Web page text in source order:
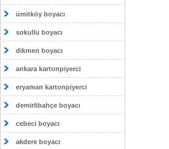
ümitköy boyacı
sokullu boyacı
dikmen boyacı
ankara kartonpiyerci
eryaman kartonpiyerci
demirlibahçe boyacı
cebeci boyacı
akdere boyacı